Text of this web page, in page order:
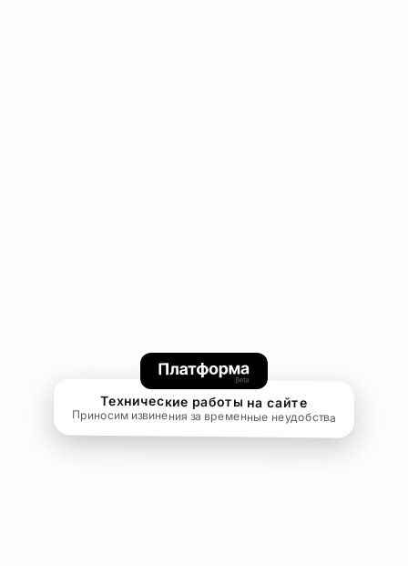
Технические работы на сайте
Приносим извинения за временные неудобства